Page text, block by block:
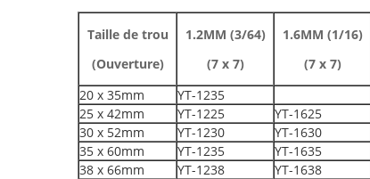
Taille de trou
(Ouverture)
1.2MM (3/64)
(7 x 7)
1.6MM (1/16)
(7 x 7)
20 x 35mm
YT-1235
25 x 42mm
YT-1225
YT-1625
30 x 52mm
YT-1230 YT-1630
35 x 60mm
YT-1235 YT-1635
38 x 66mm
YT-1238 YT-1638